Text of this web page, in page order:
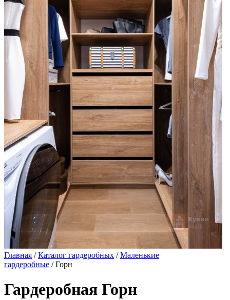
Главная /Каталог гардеробных /Маленькие
гардеробные / Горн
Гардеробная Горн